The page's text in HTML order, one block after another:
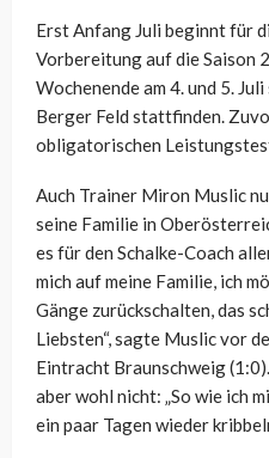
Erst Anfang Juli beginnt für
Vorbereitung auf die Saison
Wochenende am 4. und 5.
Berger Feld stattfinden.
obligatorischen
Auch Trainer Miron Muslic
seine Familie in
es für den Schalke-Coach
mich auf meine Familie, ich
Gänge zurückschalten, das
Liebsten“, sagte Muslic vor
Eintracht Braunschweig
aber wohl nicht: „So wie ich
ein paar Tagen wieder